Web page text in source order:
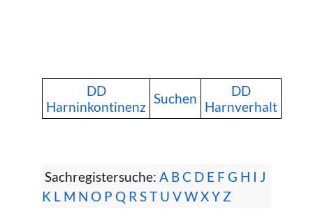
DD
Harninkontinenz
Suchen
DD
Harnverhalt
Sachregistersuche: A BC D E F G H I J
K L M N O P Q R ST U VWXY Z